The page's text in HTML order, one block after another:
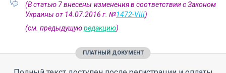
(В статью 7 внесены изменения в соответствии с Законом
Украины от 14.07.2016 г. №1472-VIII)
(см. предыдущуюредакцию)
ПЛАТНЫЙ ДОКУМЕНТ